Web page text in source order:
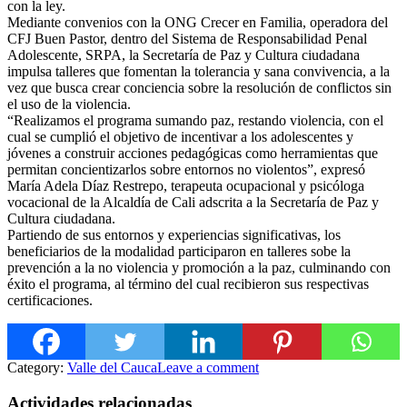
con la ley.
Mediante convenios con la ONG Crecer en Familia, operadora del
CFJ Buen Pastor, dentro del Sistema de Responsabilidad Penal
Adolescente, SRPA, la Secretaría de Paz y Cultura ciudadana
impulsa talleres que fomentan la tolerancia y sana convivencia, a la
vez que busca crear conciencia sobre la resolución de conflictos sin
el uso de la violencia.
“Realizamos el programa sumando paz, restando violencia, con el
cual se cumplió el objetivo de incentivar a los adolescentes y
jóvenes a construir acciones pedagógicas como herramientas que
permitan concientizarlos sobre entornos no violentos”, expresó
María Adela Díaz Restrepo, terapeuta ocupacional y psicóloga
vocacional de la Alcaldía de Cali adscrita a la Secretaría de Paz y
Cultura ciudadana.
Partiendo de sus entornos y experiencias significativas, los
beneficiarios de la modalidad participaron en talleres sobe la
prevención a la no violencia y promoción a la paz, culminando con
éxito el programa, al término del cual recibieron sus respectivas
certificaciones.
Category: Valle del CaucaLeave a comment
Actividades relacionadas